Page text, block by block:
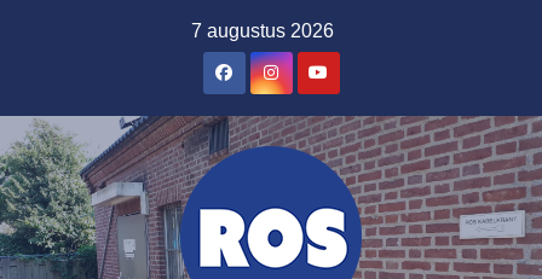
inhoud
7 augustus 2026